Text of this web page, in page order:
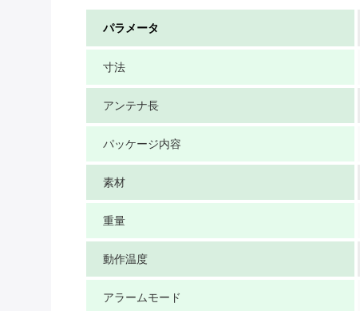
パラメータ
寸法
アンテナ長
パッケージ内容
素材
重量
動作温度
アラームモード